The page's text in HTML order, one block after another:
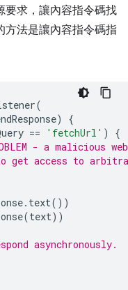
要求，讓內容指令碼找
方法是讓內容指令碼指
(
)
{
== 'fetchUrl' )
{
- a malicious
get access to
. text())
(text))
asynchronously.